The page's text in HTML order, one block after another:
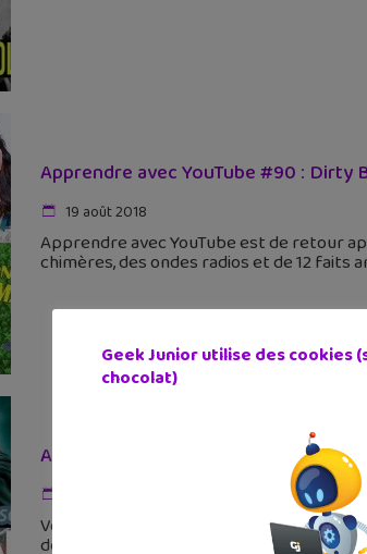
Apprendre avec YouTube #90 : Dirty
19 août 2018
Apprendre avec YouTube est de retour
chimères, des ondes radios et de 12
Apprendre avec YouTube #88 : Doc
Voici 8 nouvelles vidéos pour apprendre
des maths, de l'astronomie et la
Geek Junior utilise des cookies
chocolat)